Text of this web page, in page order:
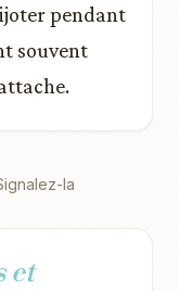
pendant
souvent
la
et